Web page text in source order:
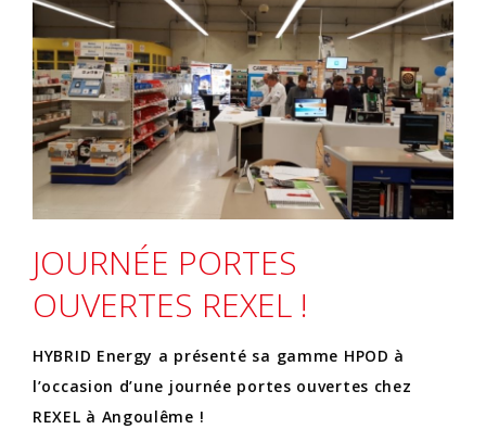
JOURNÉE PORTES
OUVERTES REXEL !
HYBRID Energy a présenté sa gamme HPOD à
l’occasion d’une journée portes ouvertes chez
REXEL à Angoulême !